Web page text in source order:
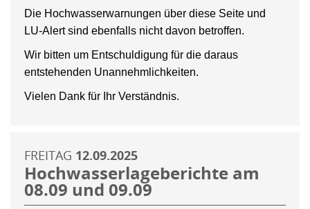
Die Hochwasserwarnungen über diese Seite und
LU-Alert sind ebenfalls nicht davon betroffen.
Wir bitten um Entschuldigung für die daraus
entstehenden Unannehmlichkeiten.
Vielen Dank für Ihr Verständnis.
FREITAG 12.09.2025
Hochwasserlageberichte am
08.09 und 09.09